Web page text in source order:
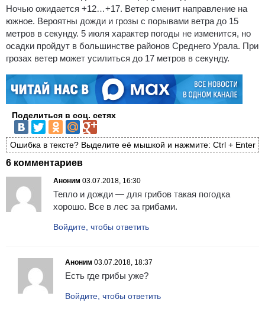
Ночью ожидается +12…+17. Ветер сменит направление на
южное. Вероятны дожди и грозы с порывами ветра до 15
метров в секунду. 5 июля характер погоды не изменится, но
осадки пройдут в большинстве районов Среднего Урала. При
грозах ветер может усилиться до 17 метров в секунду.
Поделиться в соц. сетях
Ошибка в тексте? Выделите её мышкой и нажмите: Ctrl + Enter
6 комментариев
Аноним 03.07.2018, 16:30
Тепло и дожди — для грибов такая погодка
хорошо. Все в лес за грибами.
Войдите, чтобы ответить
Аноним 03.07.2018, 18:37
Есть где грибы уже?
Войдите, чтобы ответить